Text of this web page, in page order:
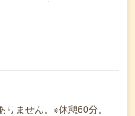
ません。※休憩60分。